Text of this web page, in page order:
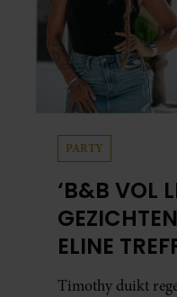
PARTY
‘B&B VOL
ELINE
IBIZA
Timothy duikt